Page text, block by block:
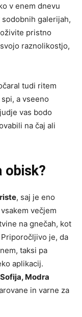
v enem dnevu
galerijah,
pristno
raznolikostjo,
tudi ritem
a vseeno
vas bodo
na čaj ali
obisk?
, saj je eno
večjem
na gnečah, kot
Priporočljivo je, da
taksi pa
aplikacij.
Modra
in varne za